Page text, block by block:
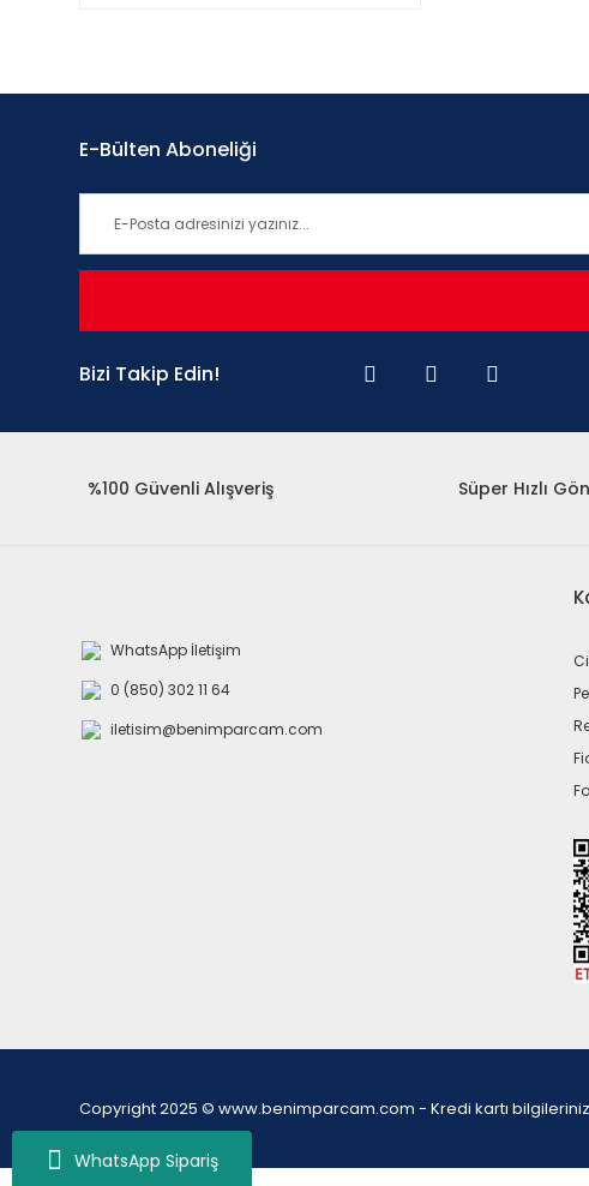
WhatsApp Sipariş
E-Bülten Aboneliği
Bizi Takip Edin!
%100 Güvenli Alışveriş Süper Hızlı
WhatsApp İletişim
0 (850) 302 11 64
iletisim@benimparcam.com
Copyright 2025 © www.benimparcam.com - Kredi kartı bilgileriniz